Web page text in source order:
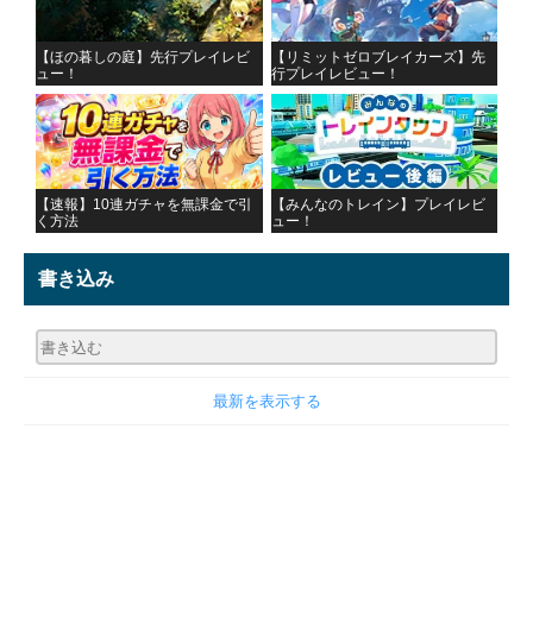
【ほの暮しの庭】先行プレイレビ
ュー！
【リミットゼロブレイカーズ】先
行プレイレビュー！
【速報】10連ガチャを無課金で引
く方法
【みんなのトレイン】プレイレビ
ュー！
書き込み
最新を表示する